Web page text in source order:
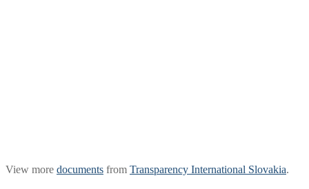
View more documents from Transparency International Slovakia.